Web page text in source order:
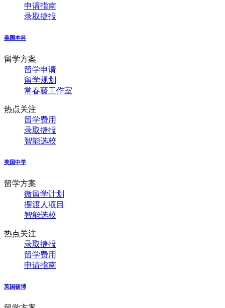
申请指南
录取捷报
美国本科
留学方案
留学申请
留学规划
常春藤工作室
热点关注
留学费用
录取捷报
智能选校
美国中学
留学方案
微留学计划
摆渡人项目
智能选校
热点关注
录取捷报
留学费用
申请指南
英国硕博